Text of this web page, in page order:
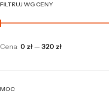
FILTRUJ WG CENY
Cena: 0 zł —320 zł
MOC